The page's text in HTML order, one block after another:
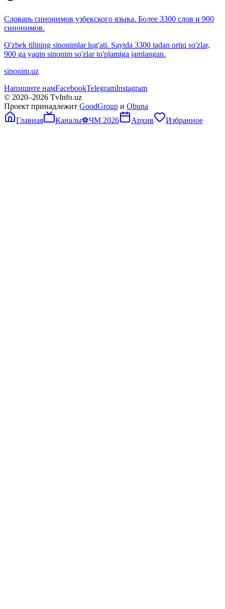
Словарь синонимов узбекского языка. Более 3300 слов и 900
синонимов.
O'zbek tilining sinonimlar lug'ati. Saytda 3300 tadan ortiq so'zlar,
900 ga yaqin sinonim so'zlar to'plamiga jamlangan.
sinonim.uz
Напишите намFacebookTelegramInstagram
© 2020–2026 TvInfo.uz
Проект принадлежит GoodGroup и Obuna
Главная
Каналы⚽ЧМ 2026 Архив Избранное